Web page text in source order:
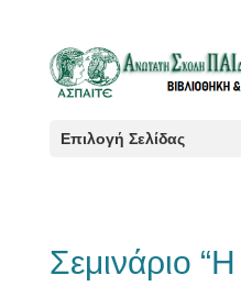
Επιλογή Σελίδας
Σεμινάριο